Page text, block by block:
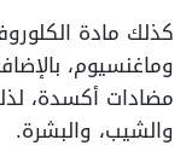
كذلك مادة
مضادات أكسدة،
والشيب، والبشرة.